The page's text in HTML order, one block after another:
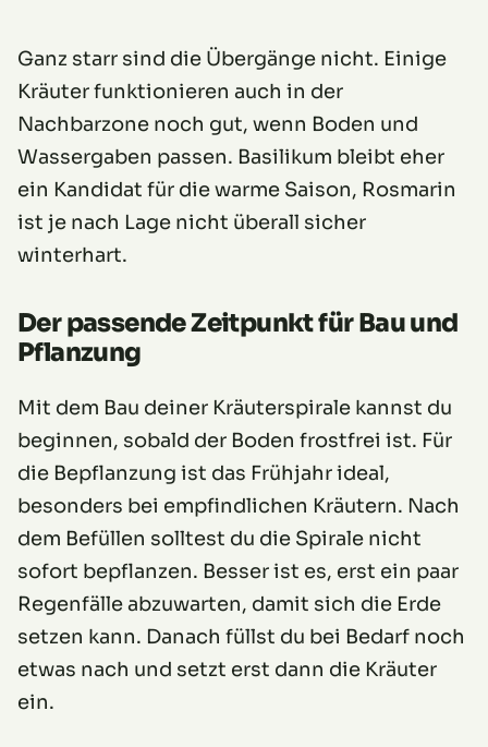
Ganz starr sind die Übergänge nicht. Einige
Kräuter funktionieren auch in der
Nachbarzone noch gut, wenn Boden und
Wassergaben passen. Basilikum bleibt eher
ein Kandidat für die warme Saison, Rosmarin
ist je nach Lage nicht überall sicher
winterhart.
Der passende Zeitpunkt für Bau und
Pflanzung
Mit dem Bau deiner Kräuterspirale kannst du
beginnen, sobald der Boden frostfrei ist. Für
die Bepflanzung ist das Frühjahr ideal,
besonders bei empfindlichen Kräutern. Nach
dem Befüllen solltest du die Spirale nicht
sofort bepflanzen. Besser ist es, erst ein paar
Regenfälle abzuwarten, damit sich die Erde
setzen kann. Danach füllst du bei Bedarf noch
etwas nach und setzt erst dann die Kräuter
ein.